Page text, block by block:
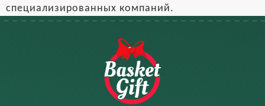
специализированных компаний.